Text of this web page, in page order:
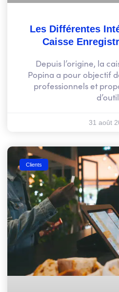
Les Différentes
Caisse
Depuis l’origine, la
Popina a pour objectif
professionnels et
31 août
Clients